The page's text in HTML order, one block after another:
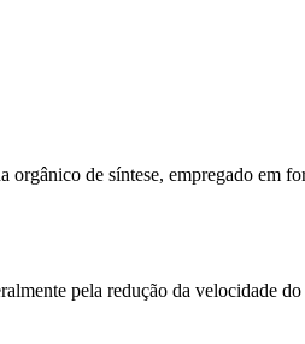
de síntese, empregado em
pela redução da velocidade